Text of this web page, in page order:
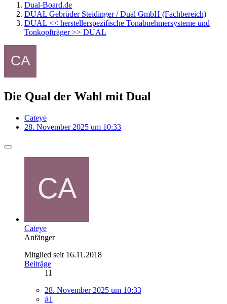
Dual-Board.de
DUAL Gebrüder Steidinger / Dual GmbH (Fachbereich)
DUAL << herstellerspezifische Tonabnehmersysteme und
Tonkopfträger >> DUAL
Die Qual der Wahl mit Dual
Cateye
28. November 2025 um 10:33
Cateye
Anfänger
Mitglied seit 16.11.2018
Beiträge
11
28. November 2025 um 10:33
#1